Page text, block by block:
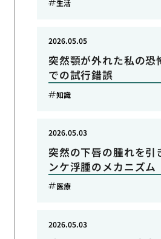
生活
突然顎が外れた私の恐
での試行錯誤
2026.05.05
知識
突然の下唇の腫れを引
ンケ浮腫のメカニズム
2026.05.03
医療
2026.05.03